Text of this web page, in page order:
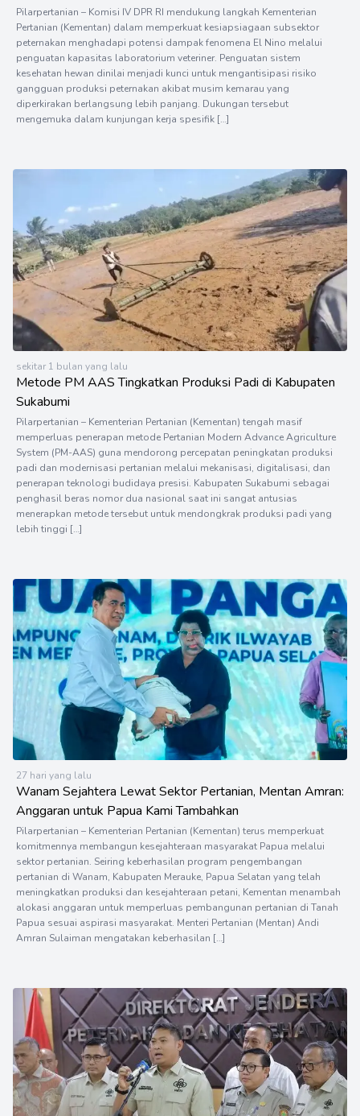
Pilarpertanian – Komisi IV DPR RI mendukung langkah Kementerian
Pertanian (Kementan) dalam memperkuat kesiapsiagaan subsektor
peternakan menghadapi potensi dampak fenomena El Nino melalui
penguatan kapasitas laboratorium veteriner. Penguatan sistem
kesehatan hewan dinilai menjadi kunci untuk mengantisipasi risiko
gangguan produksi peternakan akibat musim kemarau yang
diperkirakan berlangsung lebih panjang. Dukungan tersebut
mengemuka dalam kunjungan kerja spesifik […]
sekitar 1 bulan yang lalu
Metode PM AAS Tingkatkan Produksi Padi di Kabupaten
Sukabumi
Pilarpertanian – Kementerian Pertanian (Kementan) tengah masif
memperluas penerapan metode Pertanian Modern Advance Agriculture
System (PM-AAS) guna mendorong percepatan peningkatan produksi
padi dan modernisasi pertanian melalui mekanisasi, digitalisasi, dan
penerapan teknologi budidaya presisi. Kabupaten Sukabumi sebagai
penghasil beras nomor dua nasional saat ini sangat antusias
menerapkan metode tersebut untuk mendongkrak produksi padi yang
lebih tinggi […]
27 hari yang lalu
Wanam Sejahtera Lewat Sektor Pertanian, Mentan Amran:
Anggaran untuk Papua Kami Tambahkan
Pilarpertanian – Kementerian Pertanian (Kementan) terus memperkuat
komitmennya membangun kesejahteraan masyarakat Papua melalui
sektor pertanian. Seiring keberhasilan program pengembangan
pertanian di Wanam, Kabupaten Merauke, Papua Selatan yang telah
meningkatkan produksi dan kesejahteraan petani, Kementan menambah
alokasi anggaran untuk memperluas pembangunan pertanian di Tanah
Papua sesuai aspirasi masyarakat. Menteri Pertanian (Mentan) Andi
Amran Sulaiman mengatakan keberhasilan […]